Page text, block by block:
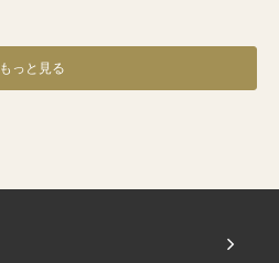
もっと見る